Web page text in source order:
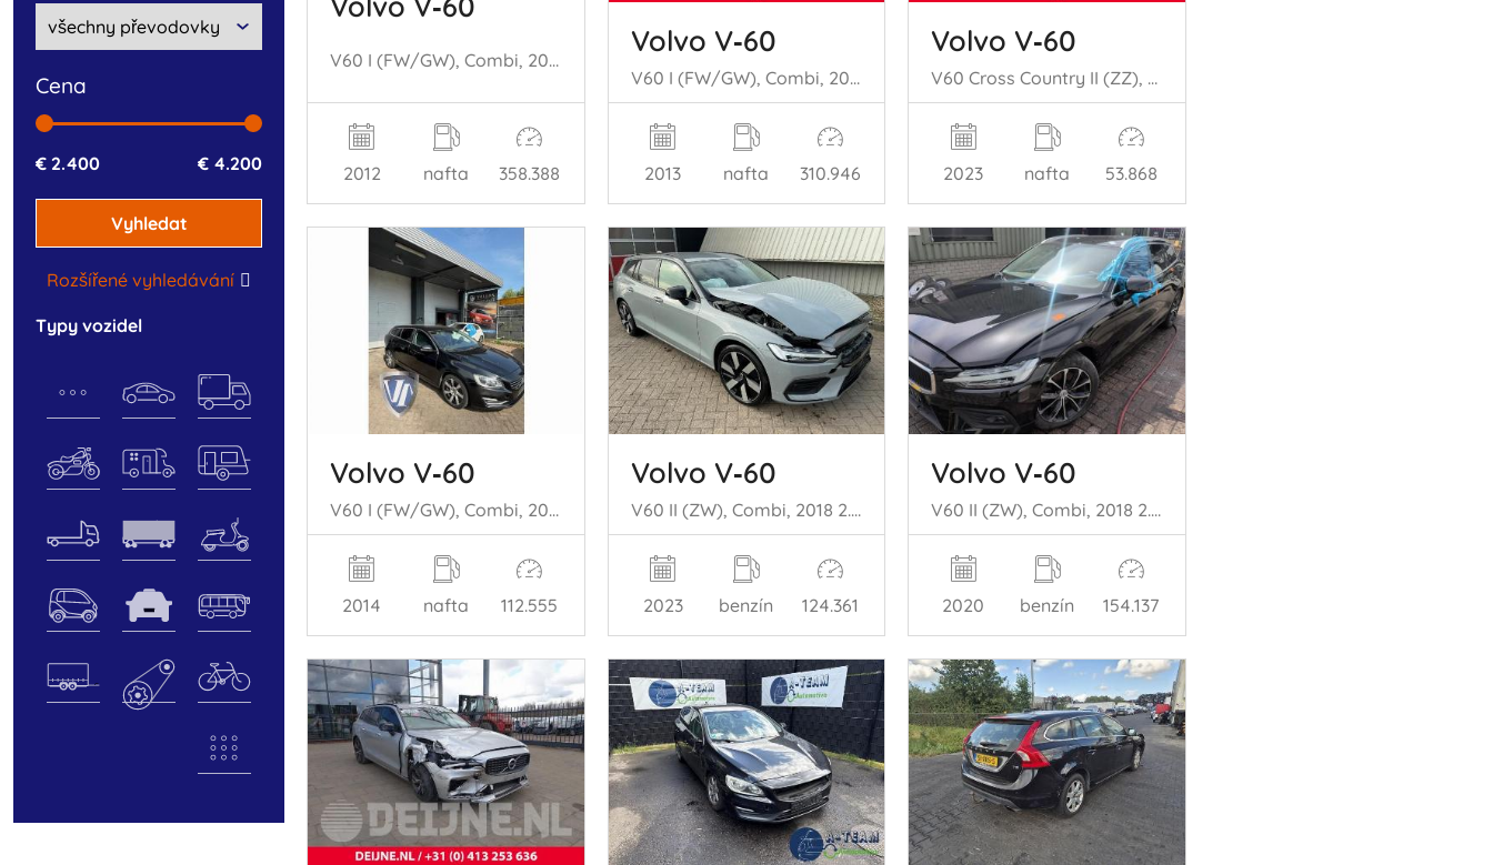
cena
€ 2.400 € 4.200
Vyhledat
Rozšířené vyhledávání
typy vozidel
V60 I (FW/GW), Combi, 2010 / 2018 2.0 D3 20V
2012 nafta 358.388
Volvo V‑60
V60 I (FW/GW), Combi, 2010 / 2018 2.4 D6 20V Plug-in Hybrid AWD
2013 nafta 310.946
Volvo V‑60
V60 Cross Country II (ZZ), Combi, 2018 2.0 B4 16V Mild Hybrid AWD
2023 nafta 53.868
Volvo V‑60
V60 I (FW/GW), Combi, 2010 / 2018 2.4 D6 20V Plug-in Hybrid AWD
2014 nafta 112.555
Volvo V‑60
V60 II (ZW), Combi, 2018 2.0 B3 16V Mild Hybrid
2023 benzín 124.361
Volvo V‑60
V60 II (ZW), Combi, 2018 2.0 B3 16V Mild Hybrid
2020 benzín 154.137